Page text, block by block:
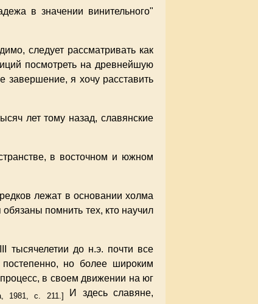
в значении винительного"
следует рассматривать как
посмотреть на древнейшую
завершение, я хочу расставить
лет тому назад, славянские
в восточном и южном
лежат в основании холма
помнить тех, кто научил
тысячелетии до н.э. почти все
постепенно, но более широким
в своем движении на юг
1981, с. 211.]
И здесь славяне,